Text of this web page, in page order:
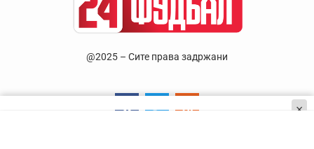
@2025 – Сите права задржани
×